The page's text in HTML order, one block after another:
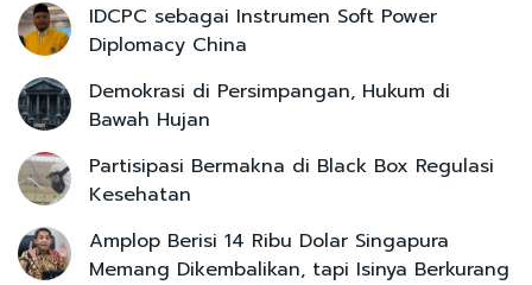
IDCPC sebagai Instrumen Soft Power
Diplomacy China
Demokrasi di Persimpangan, Hukum di
Bawah Hujan
Partisipasi Bermakna di Black Box Regulasi
Kesehatan
Amplop Berisi 14 Ribu Dolar Singapura
Memang Dikembalikan, tapi Isinya Berkurang